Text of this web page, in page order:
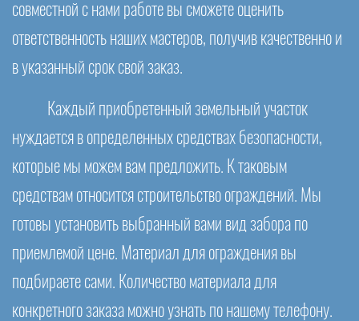
совместной с нами работе вы сможете оценить
ответственность наших мастеров, получив качественно и
в указанный срок свой заказ.
Каждый приобретенный земельный участок
нуждается в определенных средствах безопасности,
которые мы можем вам предложить. К таковым
средствам относится строительство ограждений. Мы
готовы установить выбранный вами вид забора по
приемлемой цене. Материал для ограждения вы
подбираете сами. Количество материала для
конкретного заказа можно узнать по нашему телефону.